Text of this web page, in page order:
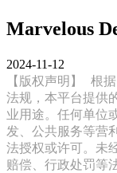
Marvelous
2024-11-12
【版权声明】
根
法规，本平台提供
业用途。任何单位
发、公共服务等营
法授权或许可。未
赔偿、行政处罚等